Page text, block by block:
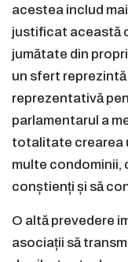
acestea includ
justificat această
jumătate din
un sfert
reprezentativă
parlamentarul a
totalitate crearea
multe condominii,
conștienți și să
O altă prevedere
asociații să